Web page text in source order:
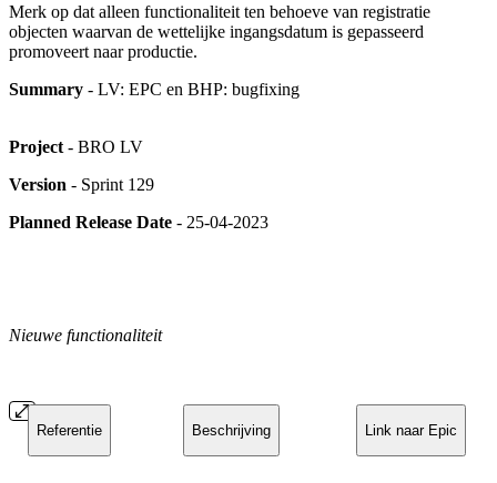
Merk op dat alleen functionaliteit ten behoeve van registratie
objecten waarvan de wettelijke ingangsdatum is gepasseerd
promoveert naar productie.
Summary - LV: EPC en BHP: bugfixing
Project - BRO LV
Version - Sprint 129
Planned Release Date - 25-04-2023
Nieuwe functionaliteit
Referentie Beschrijving Link naar Epic